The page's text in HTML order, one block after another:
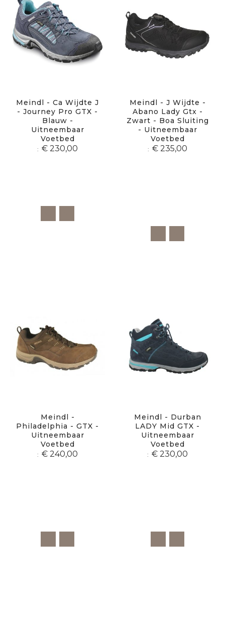
Meindl - Ca Wijdte J
- Journey Pro GTX -
Blauw -
Uitneembaar
Voetbed
€ 230,00
Meindl - J Wijdte -
Abano Lady Gtx -
Zwart - Boa Sluiting
- Uitneembaar
Voetbed
€ 235,00
Meindl -
Philadelphia - GTX -
Uitneembaar
Voetbed
€ 240,00
Meindl - Durban
LADY Mid GTX -
Uitneembaar
Voetbed
€ 230,00